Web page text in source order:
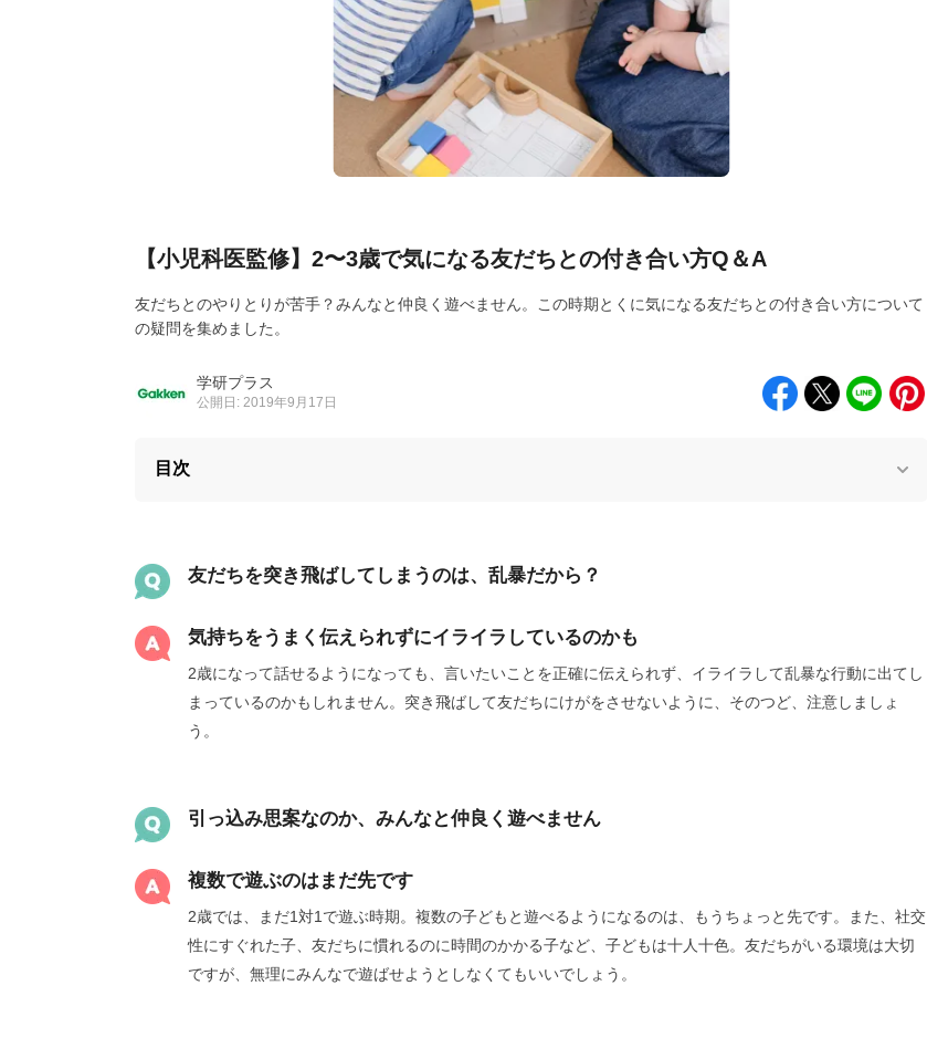
【小児科医監修】2〜3歳で気になる友だちとの付き合い方Q＆A
友だちとのやりとりが苦手？みんなと仲良く遊べません。この時期とくに気になる友だちとの付き合い方について
の疑問を集めました。
学研プラス
公開日: 2019年9月17日
目次
友だちを突き飛ばしてしまうのは、乱暴だから？
気持ちをうまく伝えられずにイライラしているのかも
2歳になって話せるようになっても、言いたいことを正確に伝えられず、イライラして乱暴な行動に出てし
まっているのかもしれません。突き飛ばして友だちにけがをさせないように、そのつど、注意しましょ
う。
引っ込み思案なのか、みんなと仲良く遊べません
複数で遊ぶのはまだ先です
2歳では、まだ1対1で遊ぶ時期。複数の子どもと遊べるようになるのは、もうちょっと先です。また、社交
性にすぐれた子、友だちに慣れるのに時間のかかる子など、子どもは十人十色。友だちがいる環境は大切
ですが、無理にみんなで遊ばせようとしなくてもいいでしょう。